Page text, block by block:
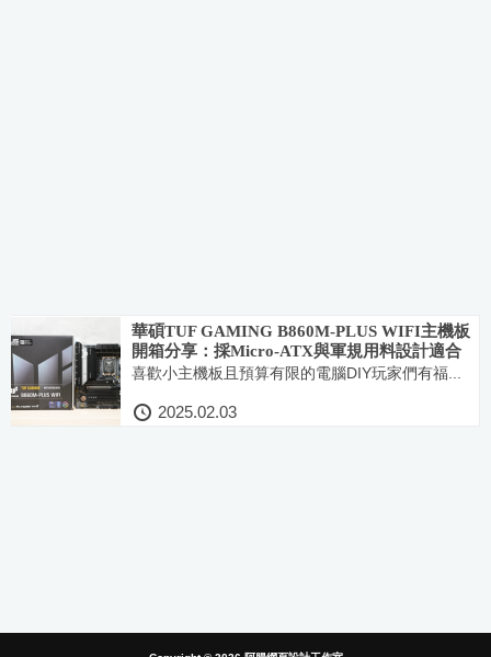
華碩TUF GAMING B860M-PLUS WIFI主機板
開箱分享：採Micro-ATX與軍規用料設計適合
預算有限的玩家
喜歡小主機板且預算有限的電腦DIY玩家們有福...
2025.02.03